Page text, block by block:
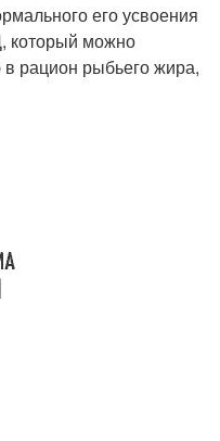
его усвоения
который можно
рацион рыбьего жира,